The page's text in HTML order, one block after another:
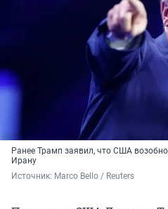
Ранее Трамп заявил, что США
Ирану
Источник: Marco Bello / Reuters